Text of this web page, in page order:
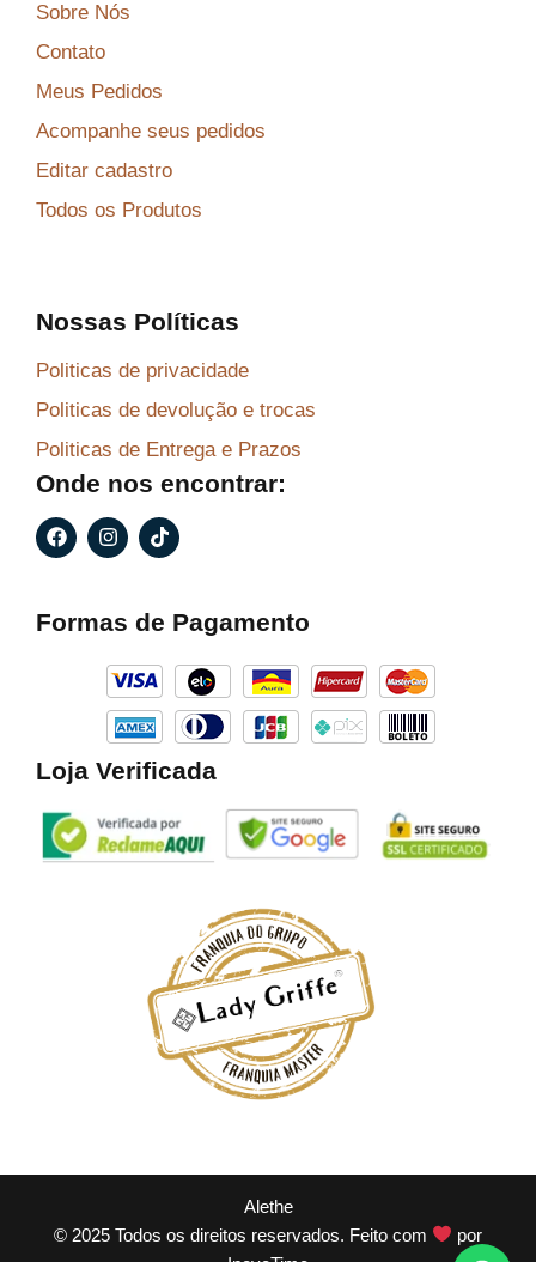
Sobre Nós
Contato
Meus Pedidos
Acompanhe seus pedidos
Editar cadastro
Todos os Produtos
Nossas Políticas
Politicas de privacidade
Politicas de devolução e trocas
Politicas de Entrega e Prazos
Onde nos encontrar:
F
a
c
o
I
n
s
g
a
m
T
i
k
k
Formas de Pagamento
Loja Verificada
Alethe
© 2025 Todos os direitos reservados. Feito com
por